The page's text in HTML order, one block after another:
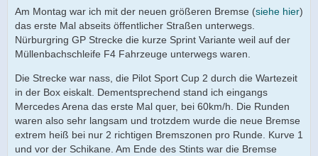
Am Montag war ich mit der neuen größeren Bremse (siehe hier)
das erste Mal abseits öffentlicher Straßen unterwegs.
Nürburgring GP Strecke die kurze Sprint Variante weil auf der
Müllenbachschleife F4 Fahrzeuge unterwegs waren.
Die Strecke war nass, die Pilot Sport Cup 2 durch die Wartezeit
in der Box eiskalt. Dementsprechend stand ich eingangs
Mercedes Arena das erste Mal quer, bei 60km/h. Die Runden
waren also sehr langsam und trotzdem wurde die neue Bremse
extrem heiß bei nur 2 richtigen Bremszonen pro Runde. Kurve 1
und vor der Schikane. Am Ende des Stints war die Bremse